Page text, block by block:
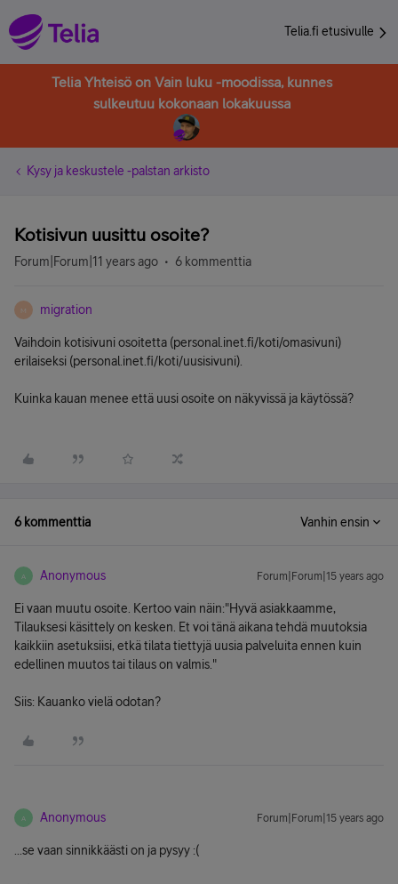
Telia.fi etusivulle
Telia Yhteisö on Vain luku -moodissa, kunnes
sulkeutuu kokonaan lokakuussa
Kysy ja keskustele -palstan arkisto
Kotisivun uusittu osoite?
Forum|Forum|11 years ago 6 kommenttia
M migration
Vaihdoin kotisivuni osoitetta (personal.inet.fi/koti/omasivuni)
erilaiseksi (personal.inet.fi/koti/uusisivuni).
Kuinka kauan menee että uusi osoite on näkyvissä ja käytössä?
6 kommenttia Vanhin ensin
A Anonymous Forum|Forum|15 years ago
Ei vaan muutu osoite. Kertoo vain näin:"Hyvä asiakkaamme,
Tilauksesi käsittely on kesken. Et voi tänä aikana tehdä muutoksia
kaikkiin asetuksiisi, etkä tilata tiettyjä uusia palveluita ennen kuin
edellinen muutos tai tilaus on valmis."
Siis: Kauanko vielä odotan?
A Anonymous Forum|Forum|15 years ago
...se vaan sinnikkäästi on ja pysyy :(